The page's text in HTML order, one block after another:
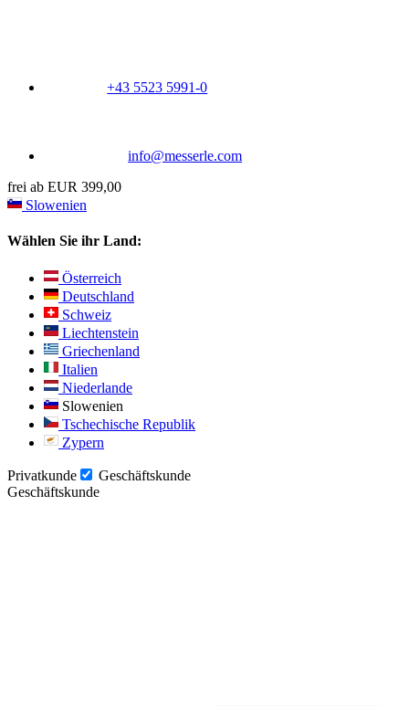
+43 5523 5991-0
info@messerle.com
frei ab EUR 399,00
Slowenien
Wählen Sie ihr Land:
Österreich
Deutschland
Schweiz
Liechtenstein
Griechenland
Italien
Niederlande
Slowenien
Tschechische Republik
Zypern
Privatkunde
Geschäftskunde
Geschäftskunde